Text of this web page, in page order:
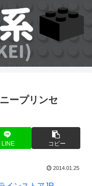
ープリンセ
LINE コピー
2014.01.25